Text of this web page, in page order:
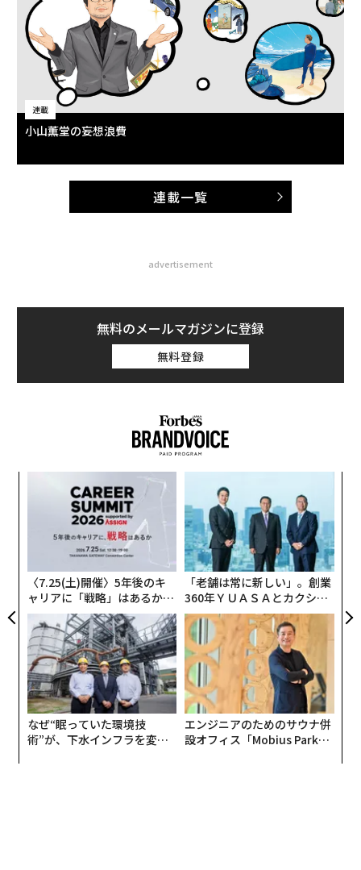
連載
小山薫堂の妄想浪費
連載一覧
advertisement
無料のメールマガジンに登録
無料登録
〈7.25(土)開催〉5年後のキ
ャリアに「戦略」はあるか。
トップエグゼクティブのキャ
リアに触れる1日│CAREER S
UMMIT 2026
「老舗は常に新しい」。創業
360年ＹＵＡＳＡとカクシン
CEO田尻望が語る、AIを超え
る人の価値
なぜ“眠っていた環境技
術”が、下水インフラを変え
エンジニアのためのサウナ併
設オフィス「Mobius Park」